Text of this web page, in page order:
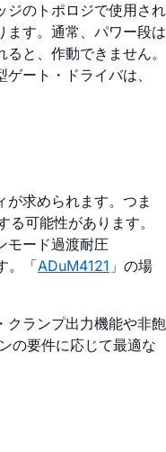
ジのトポロジで使用され
ます。通常、パワー段は
と、作動できません。
ート・ドライバは、
求められます。つま
可能性があります。
モード過渡耐圧
。「ADuM4121 」の場
クランプ出力機能や非飽
の要件に応じて最適な